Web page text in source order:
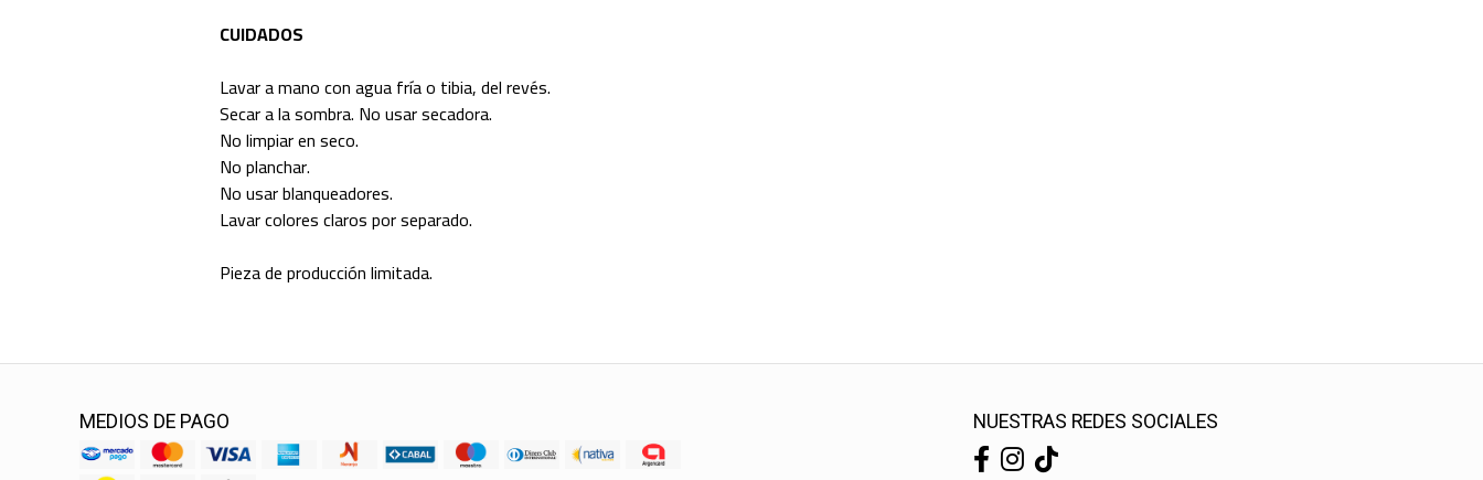
CUIDADOS
Lavar a mano con agua fría o tibia, del revés.
Secar a la sombra. No usar secadora.
No limpiar en seco.
No planchar.
No usar blanqueadores.
Lavar colores claros por separado.
Pieza de producción limitada.
MEDIOS DE PAGO NUESTRAS REDES SOCIALES